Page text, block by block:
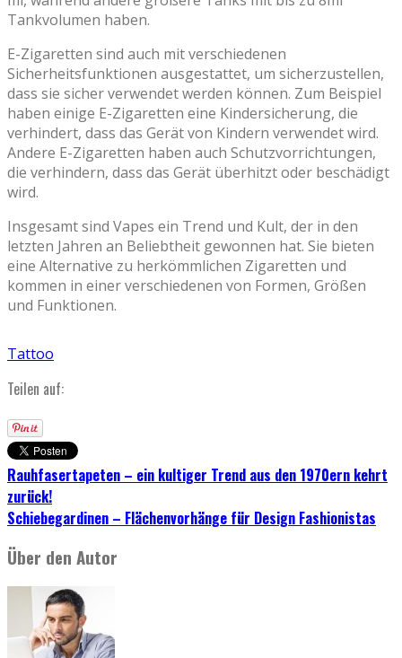
Tankvolumen haben.
E-Zigaretten sind auch mit verschiedenen
Sicherheitsfunktionen ausgestattet, um sicherzustellen,
dass sie sicher verwendet werden können. Zum Beispiel
haben einige E-Zigaretten eine Kindersicherung, die
verhindert, dass das Gerät von Kindern verwendet wird.
Andere E-Zigaretten haben auch Schutzvorrichtungen,
die verhindern, dass das Gerät überhitzt oder beschädigt
wird.
Insgesamt sind Vapes ein Trend und Kult, der in den
letzten Jahren an Beliebtheit gewonnen hat. Sie bieten
eine Alternative zu herkömmlichen Zigaretten und
kommen in einer verschiedenen von Formen, Größen
und Funktionen.
Tattoo
Teilen auf:
Rauhfasertapeten – ein kultiger Trend aus den 1970ern kehrt
zurück!
Schiebegardinen – Flächenvorhänge für Design Fashionistas
Über den Autor